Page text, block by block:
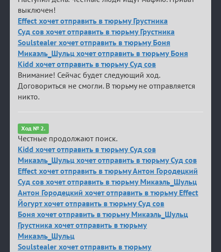
выключен!
Effect хочет отправить в тюрьму Грустника
Суд сов хочет отправить в тюрьму Грустника
Soulstealer хочет отправить в тюрьму Боня
Микаэль_Шульц хочет отправить в тюрьму Боня
Kidd хочет отправить в тюрьму Суд сов
Внимание! Сейчас будет следующий ход.
Договориться не смогли. В тюрьму не отправляется
никто.
Ход № 2.
Честные продолжают поиск.
Kidd хочет отправить в тюрьму Суд сов
Микаэль_Шульц хочет отправить в тюрьму Суд сов
Effect хочет отправить в тюрьму Антон Городецкий
Суд сов хочет отправить в тюрьму Микаэль_Шульц
Антон Городецкий хочет отправить в тюрьму Effect
Йогурт хочет отправить в тюрьму Суд сов
Боня хочет отправить в тюрьму Микаэль_Шульц
Грустника хочет отправить в тюрьму
Микаэль_Шульц
Soulstealer хочет отправить в тюрьму